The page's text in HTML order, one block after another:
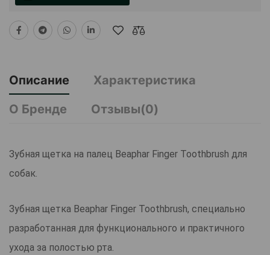
Описание
Характеристика
О Бренде
Отзывы(0)
Зубная щетка на палец Beaphar Finger Toothbrush для
собак.
Зубная щетка Beaphar Finger Toothbrush, специально
разработанная для функционального и практичного
ухода за полостью рта.